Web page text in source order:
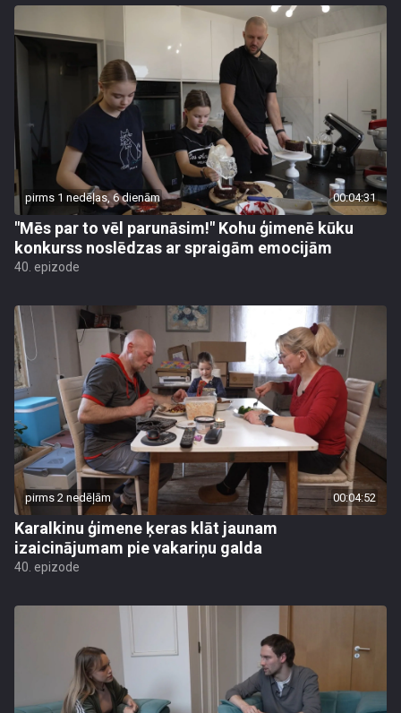
pirms 1 nedēļas, 6 dienām 00:04:31
"Mēs par to vēl parunāsim!" Kohu ģimenē kūku
konkurss noslēdzas ar spraigām emocijām
40. epizode
pirms 2 nedēļām 00:04:52
Karalkinu ģimene ķeras klāt jaunam
izaicinājumam pie vakariņu galda
40. epizode